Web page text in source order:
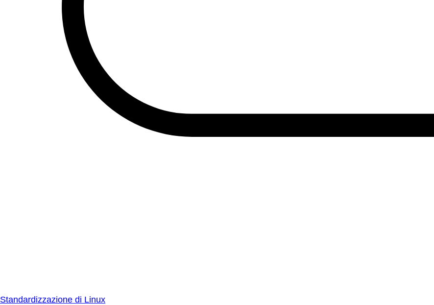
Standardizzazione di Linux